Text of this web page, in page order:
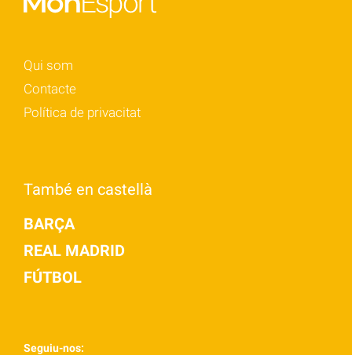
Qui som
Contacte
Política de privacitat
També en castellà
BARÇA
REAL MADRID
FÚTBOL
Seguiu-nos: